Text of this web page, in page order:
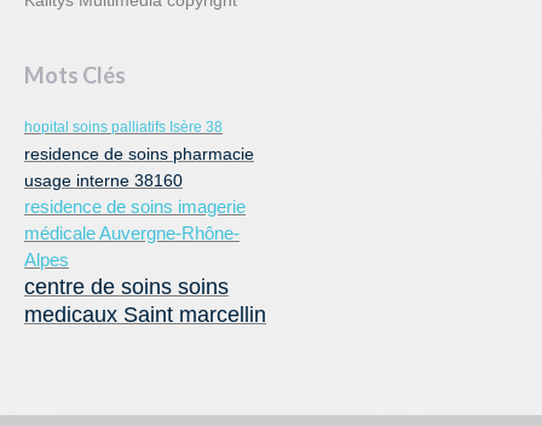
Mots Clés
hopital soins palliatifs Isère 38
residence de soins pharmacie
usage interne 38160
residence de soins imagerie
médicale Auvergne-Rhône-
Alpes
centre de soins soins
medicaux Saint marcellin